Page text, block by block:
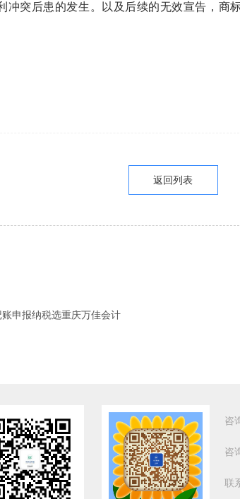
冲突后患的发生。以及后续的无效宣告，商
返回列表
申报纳税选重庆万佳会计
咨
咨
联